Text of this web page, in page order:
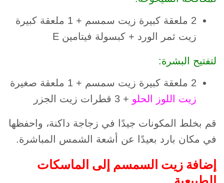
2 ملعقة كبيرة زيت سمسم + 1 ملعقة كبيرة
زيت ثمر الورد + كبسولة فيتامين E
لتفتيح البشرة:
2 ملعقة كبيرة زيت سمسم + 1 ملعقة صغيرة
زيت اللوز الحلو + 3 قطرات زيت الجزر
قم بخلط المكونات جيدًا في زجاجة داكنة، واحفظها
في مكان بارد بعيدًا عن أشعة الشمس المباشرة.
إضافة زيت السمسم إلى الماسكات